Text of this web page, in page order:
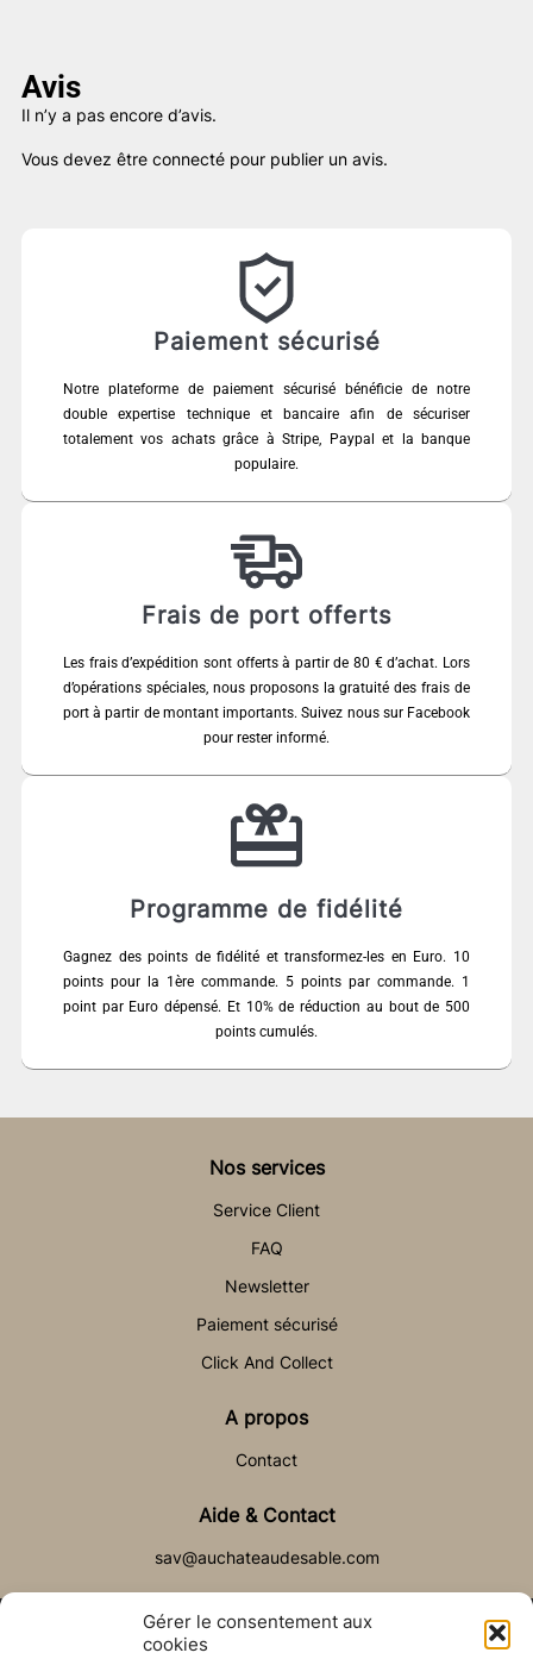
Gérer le consentement aux
cookies
Avis
Il n’y a pas encore d’avis.
Vous devez être connecté pour publier un avis.
Paiement sécurisé
Notre plateforme de paiement sécurisé bénéficie de notre
double expertise technique et bancaire afin de sécuriser
totalement vos achats grâce à Stripe, Paypal et la banque
populaire.
Frais de port offerts
Les frais d’expédition sont offerts à partir de 80 € d’achat. Lors
d’opérations spéciales, nous proposons la gratuité des frais de
port à partir de montant importants. Suivez nous sur Facebook
pour rester informé.
Programme de fidélité
Gagnez des points de fidélité et transformez-les en Euro. 10
points pour la 1ère commande. 5 points par commande. 1
point par Euro dépensé. Et 10% de réduction au bout de 500
points cumulés.
Nos services
Service Client
FAQ
Newsletter
Paiement sécurisé
Click And Collect
A propos
Contact
Aide & Contact
sav@auchateaudesable.com